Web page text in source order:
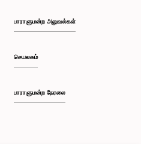
பாராளுமன்ற அலுவல்கள்
செயலகம்
பாராளுமன்ற நேரலை